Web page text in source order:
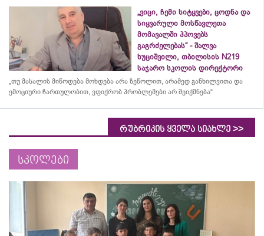
„ვიცი, ჩემი სიტყვები, ცოდნა და
სიყვარული მოსწავლეთა
მომავალში ჰპოვებს
გაგრძელებას“ - შალვა
ხუციშვილი, თბილისის N219
საჯარო სკოლის დირექტორი
„თუ მასალის მიწოდება მოხდება არა ზეწოლით, არამედ განხილვითა და
ემოციური ჩართულობით, ვფიქრობ პრობლემები არ შეიქმნება“
რუბრიკის ყველა სიახლე >>
სკოლები